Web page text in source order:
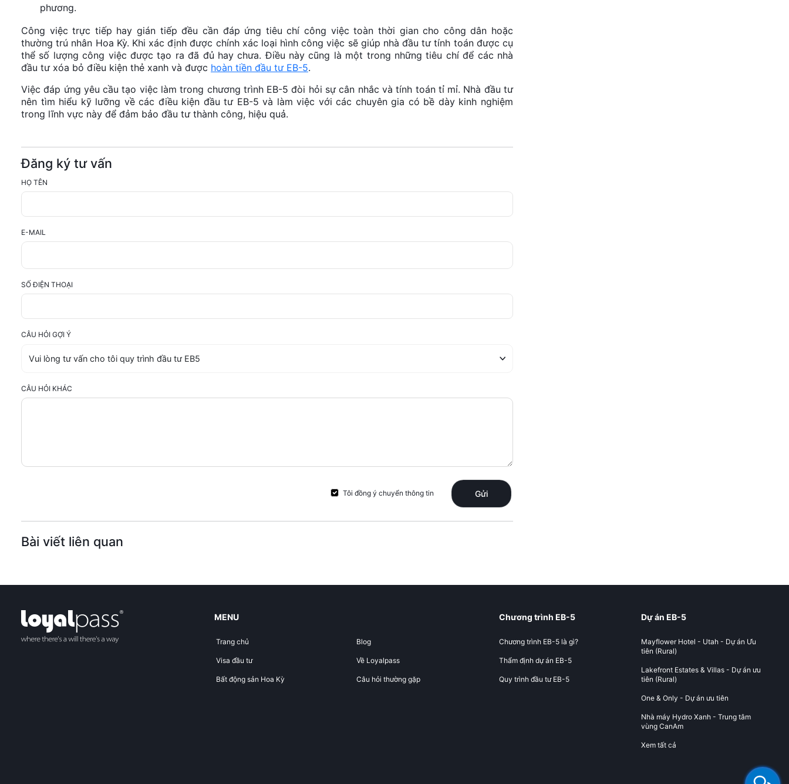
phương.
Công việc trực tiếp hay gián tiếp đều cần đáp ứng tiêu chí công việc toàn thời gian cho công dân hoặc
thường trú nhân Hoa Kỳ. Khi xác định được chính xác loại hình công việc sẽ giúp nhà đầu tư tính toán được cụ
thể số lượng công việc được tạo ra đã đủ hay chưa. Điều này cũng là một trong những tiêu chí để các nhà
đầu tư xóa bỏ điều kiện thẻ xanh và được hoàn tiền đầu tư EB-5.
Việc đáp ứng yêu cầu tạo việc làm trong chương trình EB-5 đòi hỏi sự cân nhắc và tính toán tỉ mỉ. Nhà đầu tư
nên tìm hiểu kỹ lưỡng về các điều kiện đầu tư EB-5 và làm việc với các chuyên gia có bề dày kinh nghiệm
trong lĩnh vực này để đảm bảo đầu tư thành công, hiệu quả.
Đăng ký tư vấn
HỌ TÊN
E-MAIL
SỐ ĐIỆN THOẠI
CÂU HỎI GỢI Ý
CÂU HỎI KHÁC
Tôi đồng ý chuyển thông tin Gửi
Bài viết liên quan
MENU
Trang chủ
Visa đầu tư
Bất động sản Hoa Kỳ
Blog
Về Loyalpass
Câu hỏi thường gặp
Chương trình EB-5
Chương trình EB-5 là gì?
Thẩm định dự án EB-5
Quy trình đầu tư EB-5
Dự án EB-5
Mayflower Hotel - Utah - Dự án Ưu
tiên (Rural)
Lakefront Estates & Villas - Dự án ưu
tiên (Rural)
One & Only - Dự án ưu tiên
Nhà máy Hydro Xanh - Trung tâm
vùng CanAm
Xem tất cả